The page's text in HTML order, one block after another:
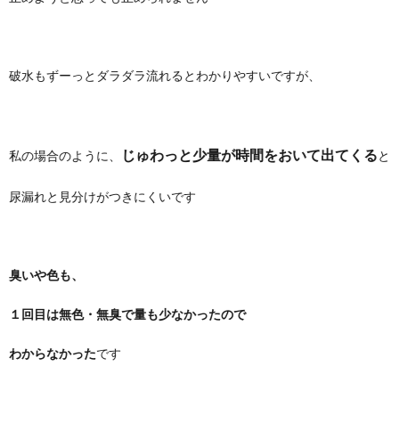
破水もずーっとダラダラ流れるとわかりやすいですが、
私の場合のように、 じゅわっと少量が時間をおいて出てくると
尿漏れと見分けがつきにくいです
臭いや色も、
１回目は無色・無臭で量も少なかったので
わからなかったです